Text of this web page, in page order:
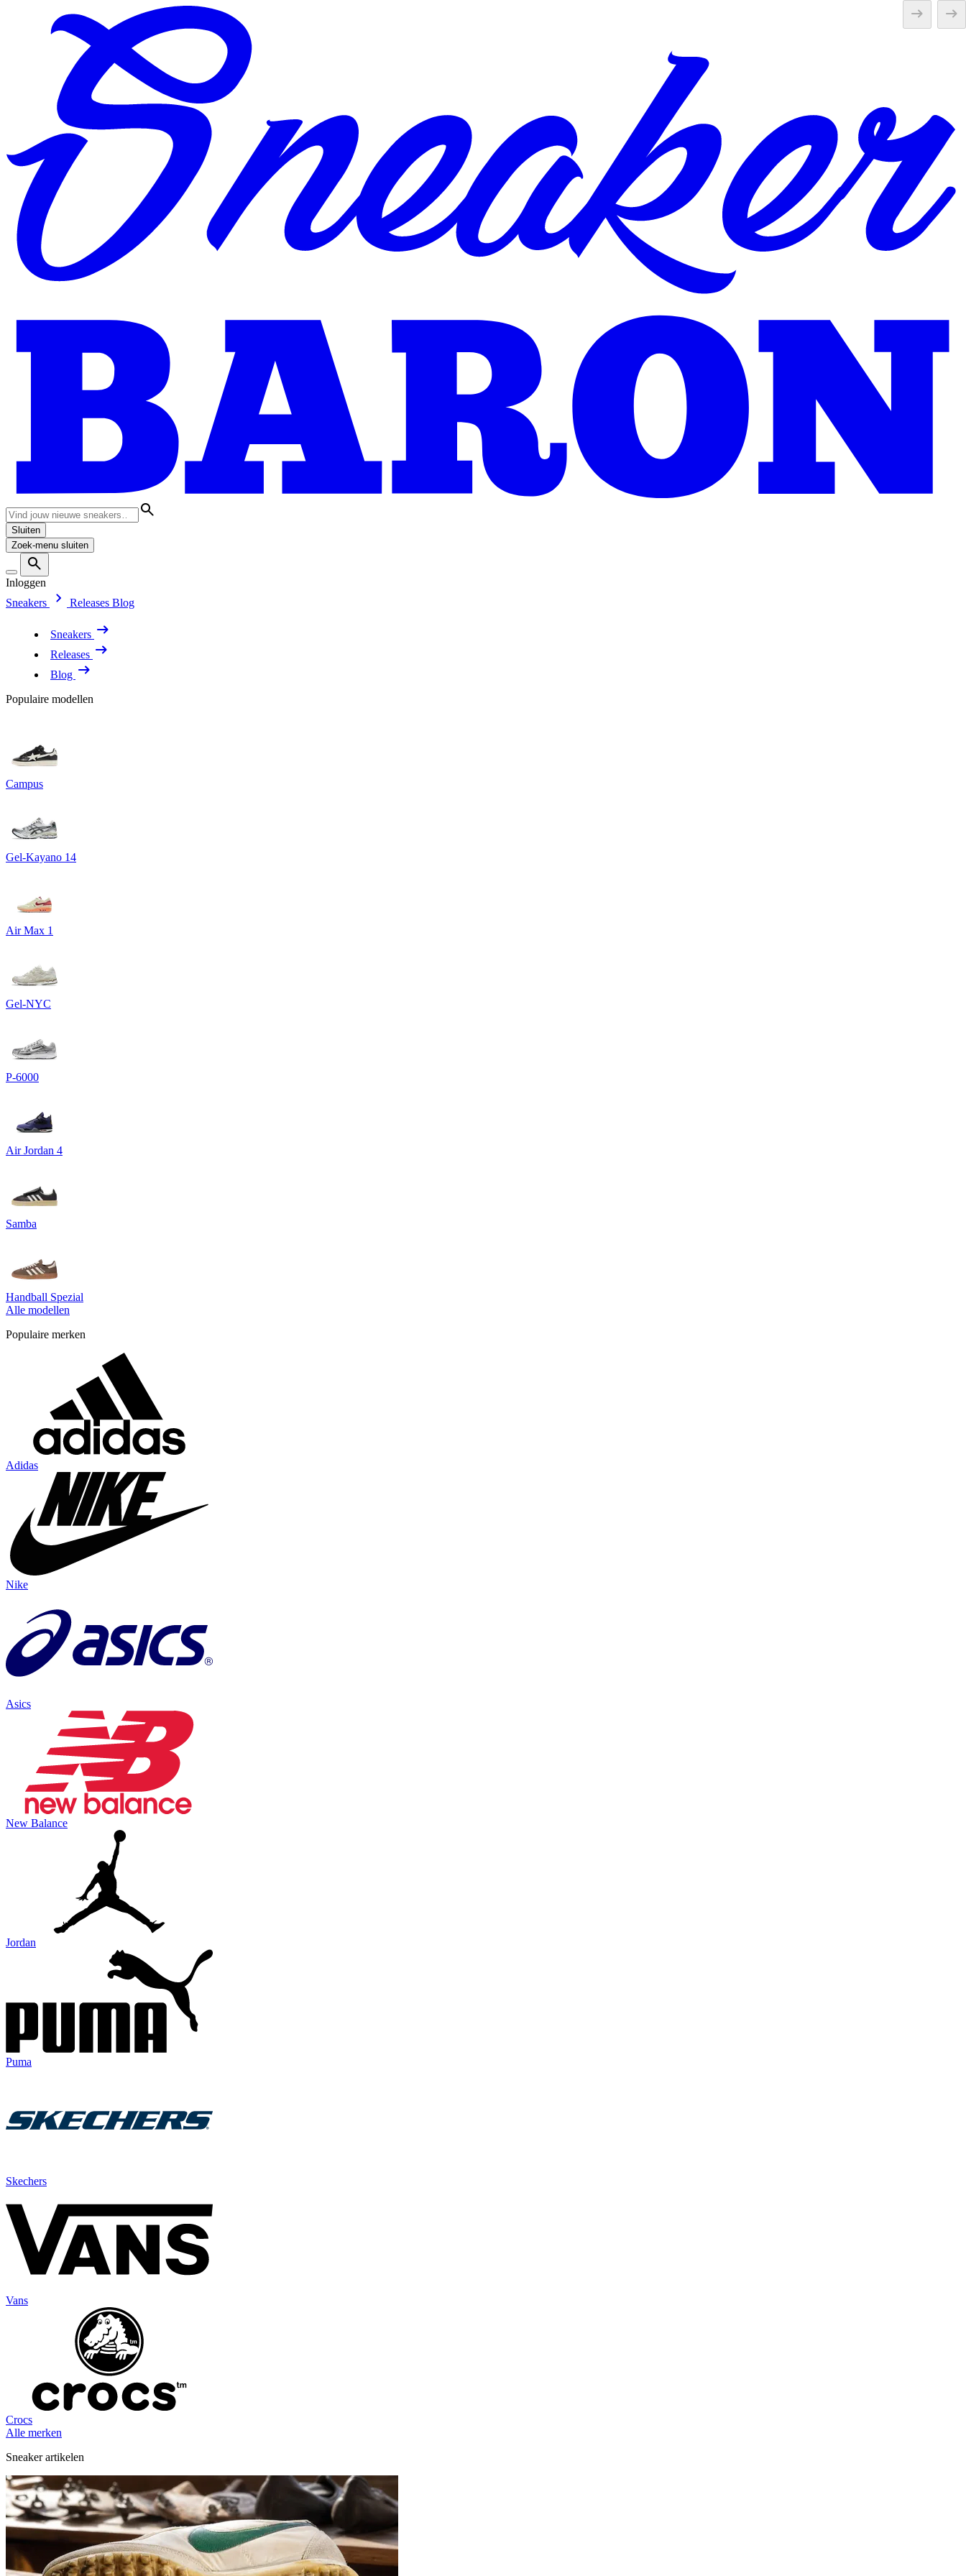
Sluiten
Zoek-menu sluiten
Inloggen
Sneakers
Releases Blog
Sneakers
Releases
Blog
Populaire modellen
Campus
Gel-Kayano 14
Air Max 1
Gel-NYC
P-6000
Air Jordan 4
Samba
Handball Spezial
Alle modellen
Populaire merken
Adidas
Nike
Asics
New Balance
Jordan
Puma
Skechers
Vans
Crocs
Alle merken
Sneaker artikelen